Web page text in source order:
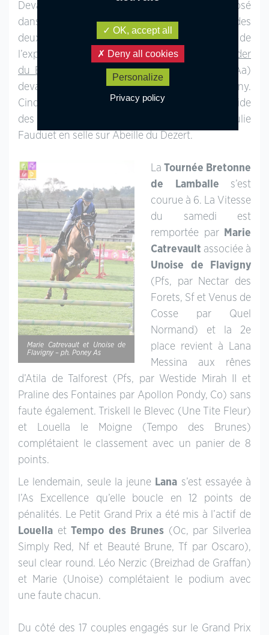
Devant 25 couples,
s’est imposé
dans le Grand Prix As Poney 1 en signant l’un des
deux parcours sans faute aux rênes de
l’expérimenté
Quanail de la Boal(Pfs, par
Thunder
du Blin
, Co et Sibelle de Paquier par Castel, Aa)
devant Agathe Masquelier et Diese de Montigny.
Cinq couples commettent une faute ; le plus rapide
des 4 points étant à mettre à l’actif de Julie
Fauduet en selle sur Abeille du Dezert.
Marie Catrevault et Unoise de
Flavigny – ph. Poney As
La Tournée Bretonne
de Lamballe s’est
courue à 6. La Vitesse
du samedi est
remportée par
Marie
Catrevault associée à
Unoise de Flavigny
(Pfs, par Nectar des
Forets, Sf et Venus de
Cosse par Quel
Normand) et la 2e
place revient à Lana
Messina aux rênes
d’Atila de Talforest (Pfs, par Westide Mirah II et
Praline des Fontaines par Apollon Pondy, Co) sans
faute également. Triskell le Blevec (Une Tite Fleur)
et Louella le Moigne (Tempo des Brunes)
complétaient le classement avec un panier de 8
points.
Le lendemain, seule la jeune Lana s’est essayée à
l’As Excellence qu’elle boucle en 12 points de
pénalités. Le Petit Grand Prix a été mis à l’actif de
Louella etTempo des Brunes (Oc, par Silverlea
Simply Red, Nf et Beauté Brune, Tf par Oscaro),
seul clear round. Léo Nerzic (Breizhad de Graffan)
et Marie (Unoise) complétaient le podium avec
une faute chacun.
Du côté des 17 couples engagés sur le Grand Prix
OK, accept all
Deny all cookies
Personalize
Privacy policy